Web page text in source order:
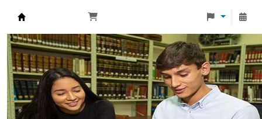
Biblioteca Universidad Monteávila